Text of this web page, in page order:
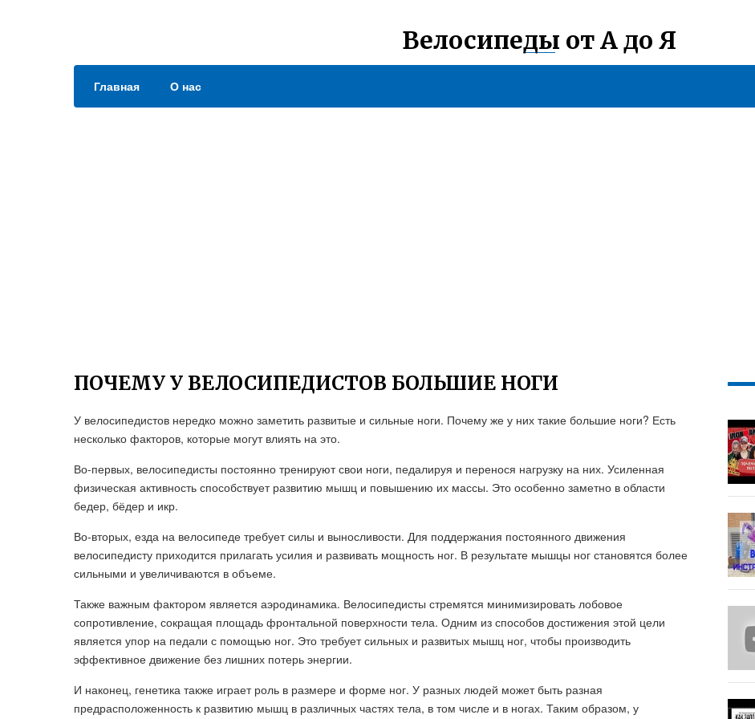
Велосипеды от А до Я
Главная О нас
ПОЧЕМУ У ВЕЛОСИПЕДИСТОВ БОЛЬШИЕ НОГИ
У велосипедистов нередко можно заметить развитые и сильные ноги. Почему же у них такие большие ноги? Есть
несколько факторов, которые могут влиять на это.
Во-первых, велосипедисты постоянно тренируют свои ноги, педалируя и перенося нагрузку на них. Усиленная
физическая активность способствует развитию мышц и повышению их массы. Это особенно заметно в области
бедер, бёдер и икр.
Во-вторых, езда на велосипеде требует силы и выносливости. Для поддержания постоянного движения
велосипедисту приходится прилагать усилия и развивать мощность ног. В результате мышцы ног становятся более
сильными и увеличиваются в объеме.
Также важным фактором является аэродинамика. Велосипедисты стремятся минимизировать лобовое
сопротивление, сокращая площадь фронтальной поверхности тела. Одним из способов достижения этой цели
является упор на педали с помощью ног. Это требует сильных и развитых мышц ног, чтобы производить
эффективное движение без лишних потерь энергии.
И наконец, генетика также играет роль в размере и форме ног. У разных людей может быть разная
предрасположенность к развитию мышц в различных частях тела, в том числе и в ногах. Таким образом, у